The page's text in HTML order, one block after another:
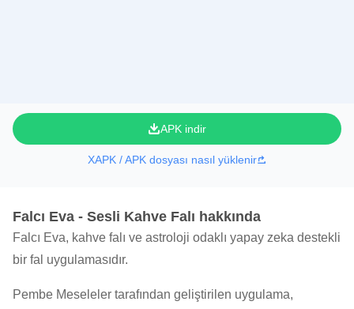
APK indir
XAPK / APK dosyası nasıl yüklenir
Falcı Eva - Sesli Kahve Falı hakkında
Falcı Eva, kahve falı ve astroloji odaklı yapay zeka destekli
bir fal uygulamasıdır.
Pembe Meseleler tarafından geliştirilen uygulama,